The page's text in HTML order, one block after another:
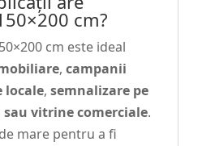
cm?
cm este ideal
, campanii
locale, semnalizare pe
vitrine comerciale.
mare pentru a fi